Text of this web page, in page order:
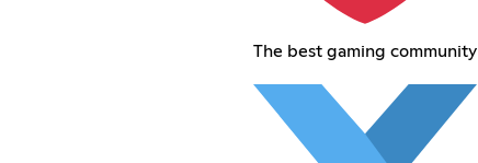
The best gaming community